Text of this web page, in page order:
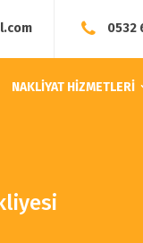
0532
NAKLİYAT HİZMETLERİ